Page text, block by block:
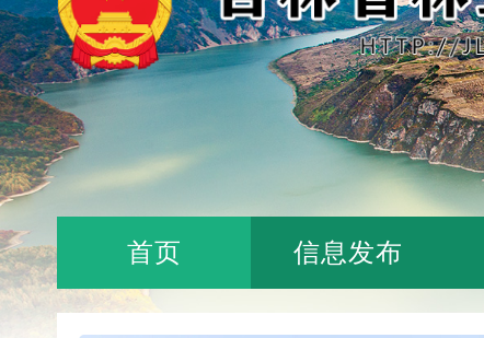
首页 信息发布